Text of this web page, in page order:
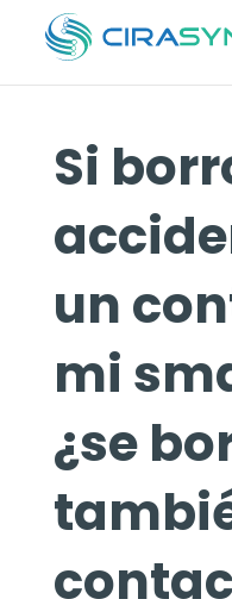
Si
un
mi
¿se